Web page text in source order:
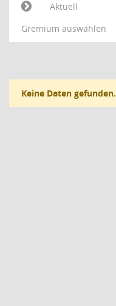
Aktuell
Gremium auswählen
Keine Daten gefunden.